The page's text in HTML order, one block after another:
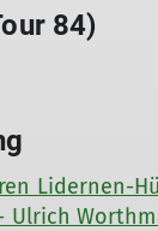
84)
Lidernen-
- Ulrich